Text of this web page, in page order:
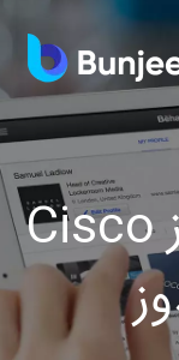
راهنمای استفاده از Cisco